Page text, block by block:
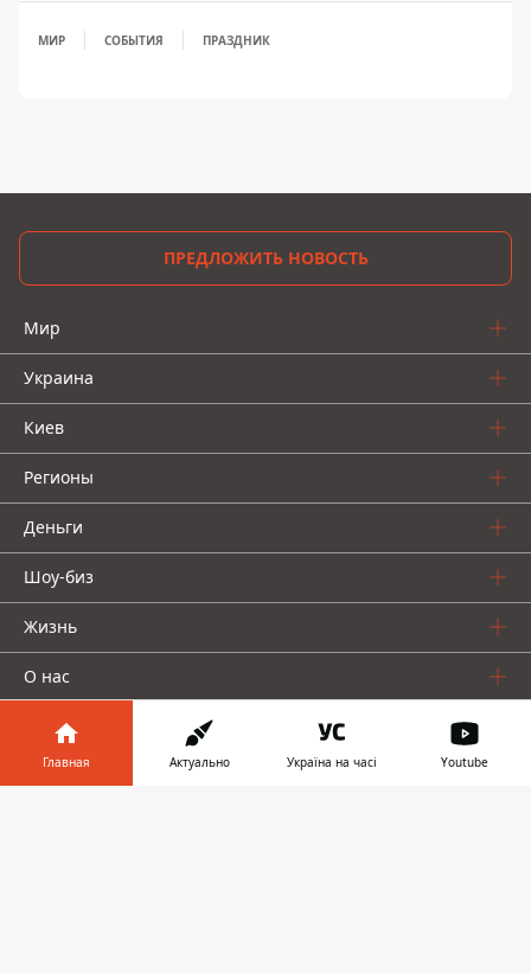
МИР СОБЫТИЯ ПРАЗДНИК
ПРЕДЛОЖИТЬ НОВОСТЬ
Мир
Украина
Киев
Регионы
Деньги
Шоу-биз
Жизнь
О нас
Главная Актуально Україна на часі Youtube